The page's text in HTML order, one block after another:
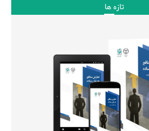
تازه ها